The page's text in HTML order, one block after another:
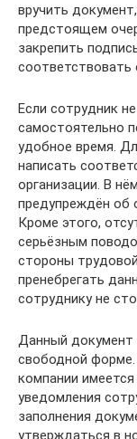
вручить
предстоящем
закрепить
соответствовать
Если сотрудник
самостоятельно
удобное время.
написать
организации. В
предупреждён об
Кроме этого,
серьёзным
стороны
пренебрегать
сотруднику не
Данный
свободной
компании
уведомления
заполнения
утверждаться в